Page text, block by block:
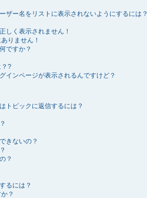
ザー名をリストに表示されないようにするには？
しく表示されません！
りません！
ですか？
？?
インページが表示されるんですけど？
トピックに返信するには？
きないの？
？
るには？
？